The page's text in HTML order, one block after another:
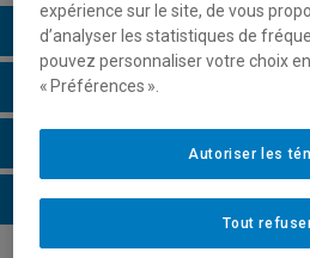
Description du cours
Horaire - Été 2026
Horaire - Automne 2026
Horaire - Hiver 2027
expérience sur le site, de vous
d’analyser les statistiques de
pouvez personnaliser votre choix
« Préférences ».
Tout
Autoriser les